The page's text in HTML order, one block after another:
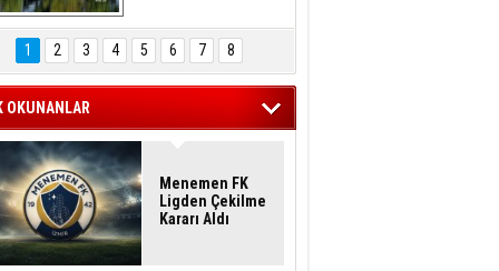
Hasan Eser'in
Objektifinden
1 2 3 4 5 6 7 8
OKUNANLAR
Menemen FK
Ligden Çekilme
Kararı Aldı